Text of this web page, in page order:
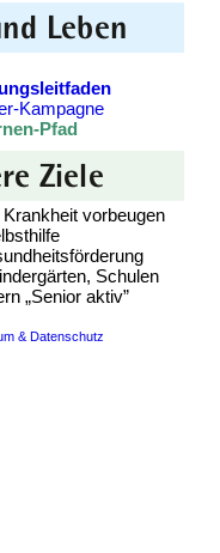
Kampagne
Pfad
vorbeugen
Schulen
„Senior aktiv”
& Datenschutz